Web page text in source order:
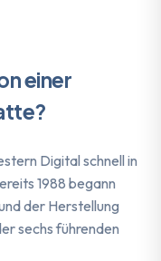
einer
Digital schnell in
1988 begann
der Herstellung
sechs führenden